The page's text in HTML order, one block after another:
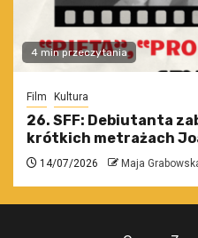
4 min przeczytania
Film Kultura
26. SFF: Debiutanta
krótkich metrażach
14/07/2026 Maja